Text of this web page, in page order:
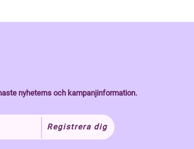
nyheterns och kampanjinformation.
Registrera dig